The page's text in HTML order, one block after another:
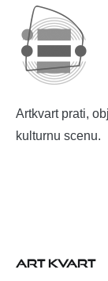
Artkvart prati,
kulturnu scenu.
ART KVART